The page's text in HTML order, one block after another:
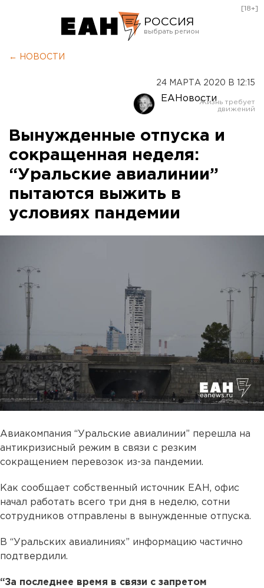
РОССИЯ
Оренбург
[18+]
← НОВОСТИ
24 МАРТА 2020 В 12:15
ЕАНовости
Вынужденные отпуска и
сокращенная неделя:
“Уральские авиалинии”
пытаются выжить в
условиях пандемии
Авиакомпания “Уральские авиалинии” перешла на
антикризисный режим в связи с резким
сокращением перевозок из-за пандемии.
Как сообщает собственный источник ЕАН, офис
начал работать всего три дня в неделю, сотни
сотрудников отправлены в вынужденные отпуска.
В “Уральских авиалиниях” информацию частично
подтвердили.
“За последнее время в связи с запретом